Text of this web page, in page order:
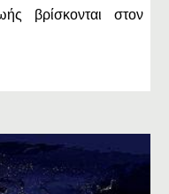
βρίσκονται στον